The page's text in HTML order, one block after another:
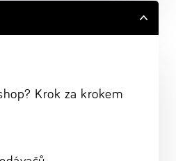
Krok za krokem